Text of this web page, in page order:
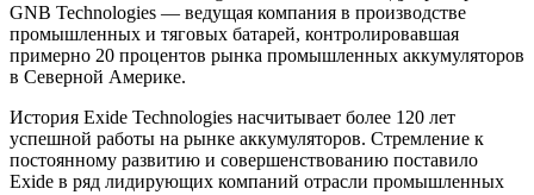
GNB Technologies — ведущая компания в производстве
промышленных и тяговых батарей, контролировавшая
примерно 20 процентов рынка промышленных аккумуляторов
в Северной Америке.
История Exide Technologies насчитывает более 120 лет
успешной работы на рынке аккумуляторов. Стремление к
постоянному развитию и совершенствованию поставило
Exide в ряд лидирующих компаний отрасли промышленных